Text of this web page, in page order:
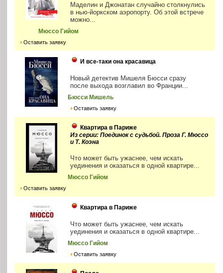
Маделин и Джонатан случайно столкнулись
в нью-йоркском аэропорту. Об этой встрече
можно...
Мюссо Гийом
Оставить заявку
И все-таки она красавица
Новый детектив Мишеля Бюсси сразу
после выхода возглавил во Франции...
Бюсси Мишель
Оставить заявку
Квартира в Париже
Из серии: Поединок с судьбой. Проза Г. Мюссо
и Т. Коэна
Что может быть ужаснее, чем искать
уединения и оказаться в одной квартире...
Мюссо Гийом
Оставить заявку
Квартира в Париже
Что может быть ужаснее, чем искать
уединения и оказаться в одной квартире...
Мюссо Гийом
Оставить заявку